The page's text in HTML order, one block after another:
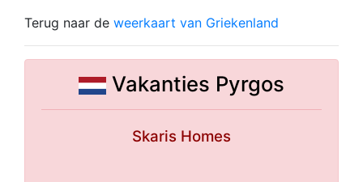
Terug naar de weerkaart van Griekenland
Vakanties Pyrgos
Skaris Homes